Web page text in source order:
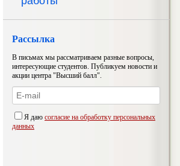
Рассылка
В письмах мы рассматриваем разные вопросы,
интересующие студентов. Публикуем новости и
акции центра "Высший балл".
Я даю согласие на обработку персональных
данных